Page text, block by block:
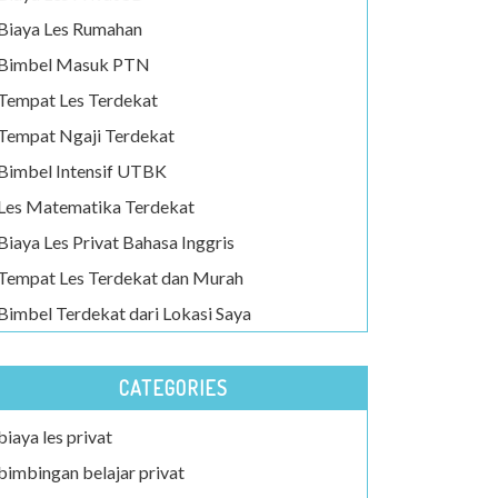
Les Rumahan
Masuk PTN
Les Terdekat
Ngaji Terdekat
Intensif UTBK
Matematika Terdekat
Les Privat Bahasa Inggris
Les Terdekat dan Murah
Terdekat dari Lokasi Saya
CATEGORIES
les privat
belajar privat